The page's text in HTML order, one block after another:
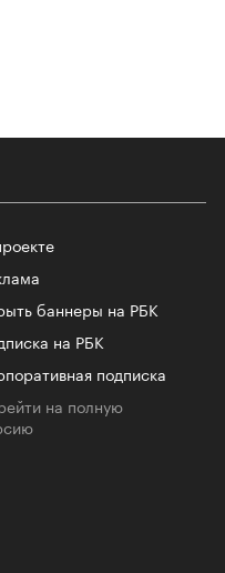
баннеры на РБК
на РБК
подписка
на полную